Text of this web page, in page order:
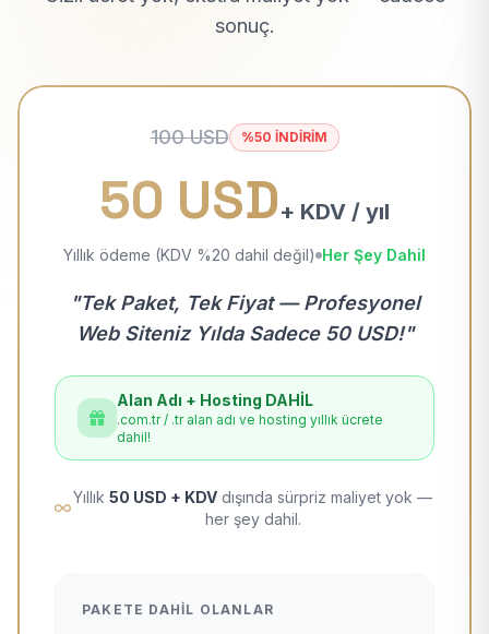
sonuç.
100 USD %50 İNDİRİM
50 USD+ KDV / yıl
Yıllık ödeme (KDV %20 dahil değil) Her Şey Dahil
"Tek Paket, Tek Fiyat — Profesyonel
Web Siteniz Yılda Sadece 50 USD!"
Alan Adı + Hosting DAHİL
.com.tr / .tr alan adı ve hosting yıllık ücrete
dahil!
Yıllık 50 USD + KDV dışında sürpriz maliyet yok —
her şey dahil.
PAKETE DAHIL OLANLAR